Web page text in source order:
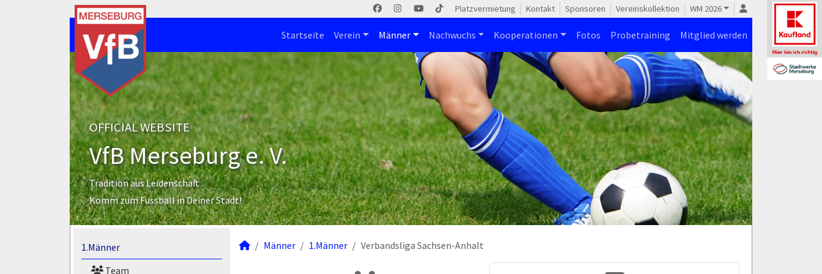
Platzvermietung Kontakt Sponsoren Vereinskollektion WM 2026
Startseite Verein Männer Nachwuchs Kooperationen Fotos Probetraining Mitglied werden
OFFICIAL WEBSITE
VfB Merseburg e. V.
Tradition aus Leidenschaft
Komm zum Fussball in Deiner Stadt!
1.Männer
Team
Männer 1.Männer Verbandsliga Sachsen-Anhalt